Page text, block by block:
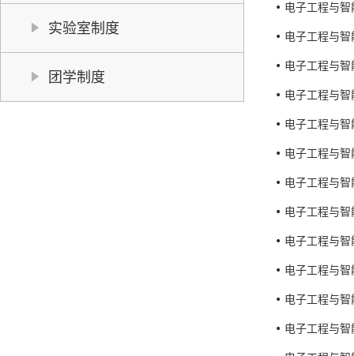
实验室制度
团学制度
电子工程与
电子工程与
电子工程与
电子工程与
电子工程与
电子工程与
电子工程与
电子工程与
电子工程与
电子工程与
电子工程与
电子工程与